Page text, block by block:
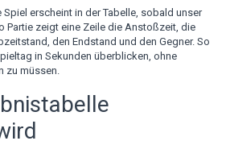
erscheint in der Tabelle, sobald unser
Partie zeigt eine Zeile die Anstoßzeit, die
den Endstand und den Gegner. So
in Sekunden überblicken, ohne
zu müssen.